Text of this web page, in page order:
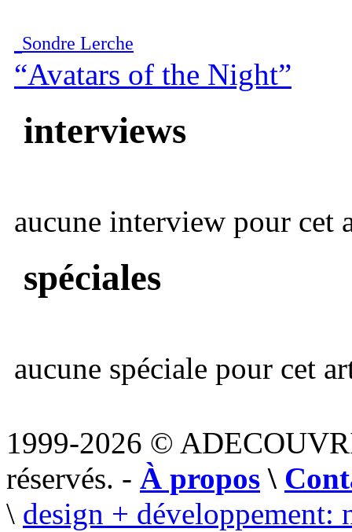
Sondre Lerche
“Avatars of the Night”
interviews
aucune interview pour cet
spéciales
aucune spéciale pour cet
1999-2026 ©
réservés. - À propos \
\ design + développement: